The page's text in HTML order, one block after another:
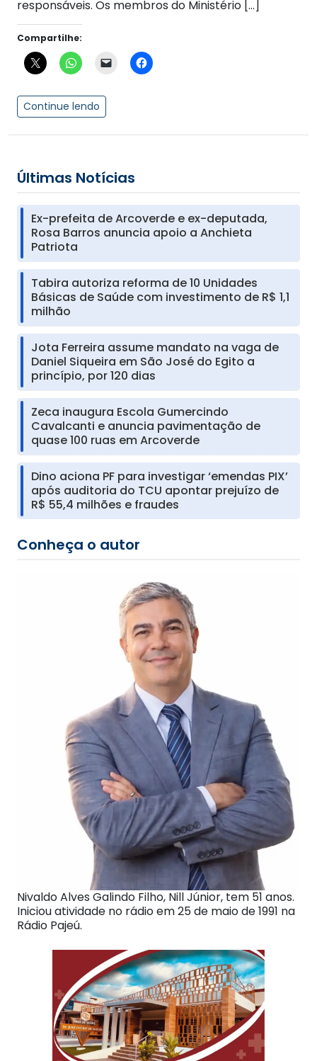
responsáveis. Os membros do Ministério […]
Compartilhe:
Continue lendo
Últimas Notícias
Ex-prefeita de Arcoverde e ex-deputada,
Rosa Barros anuncia apoio a Anchieta
Patriota
Tabira autoriza reforma de 10 Unidades
Básicas de Saúde com investimento de R$ 1,1
milhão
Jota Ferreira assume mandato na vaga de
Daniel Siqueira em São José do Egito a
princípio, por 120 dias
Zeca inaugura Escola Gumercindo
Cavalcanti e anuncia pavimentação de
quase 100 ruas em Arcoverde
Dino aciona PF para investigar ‘emendas PIX’
após auditoria do TCU apontar prejuízo de
R$ 55,4 milhões e fraudes
Conheça o autor
Nivaldo Alves Galindo Filho, Nill Júnior, tem 51 anos.
Iniciou atividade no rádio em 25 de maio de 1991 na
Rádio Pajeú.